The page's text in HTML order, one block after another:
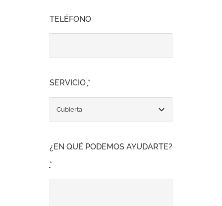
TELÉFONO
SERVICIO *
¿EN QUÉ PODEMOS AYUDARTE?
*